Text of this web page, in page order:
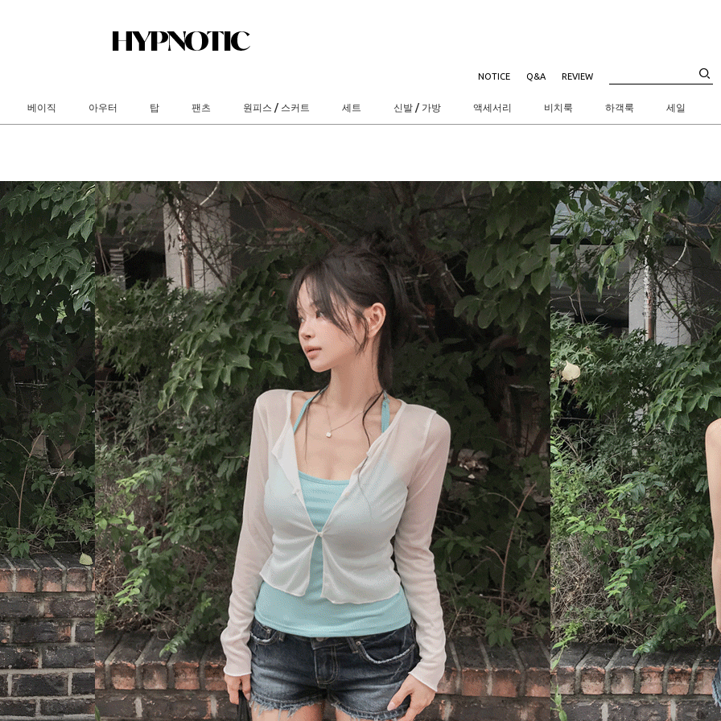
NOTICE Q&A REVIEW
베이직 아우터 탑 팬츠 원피스 / 스커트 세트 신발 / 가방 액세서리 비치룩 하객룩 세일